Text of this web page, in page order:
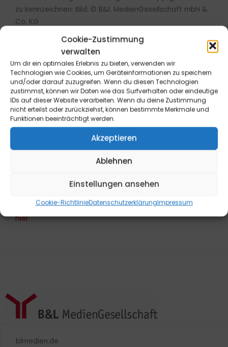
Cookie-Zustimmung
verwalten
Um dir ein optimales Erlebnis zu bieten, verwenden wir
Technologien wie Cookies, um Geräteinformationen zu speichern
und/oder darauf zuzugreifen. Wenn du diesen Technologien
zustimmst, können wir Daten wie das Surfverhalten oder eindeutige
IDs auf dieser Website verarbeiten. Wenn du deine Zustimmung
nicht erteilst oder zurückziehst, können bestimmte Merkmale und
Funktionen beeinträchtigt werden.
Akzeptieren
Ablehnen
Einstellungen ansehen
Cookie-RichtlinieDatenschutzerklärungImpressum
zu kennzeichnen: Bild: © B&L MedienGesellschaft mbH &
Co. KG
Widerrufsrecht für Endverbraucher: Die Bestellung kann
innerhalb von 14 Tagen ohne Angabe von Gründen
telefonisch oder schriftlich (z.B. E-Mail, Fax, Brief) oder
durch Rücksendung der Ware widerrufen werden. Die
Frist beginnt frühestens mit Erhalt dieser Belehrung. Zur
Wahrung der Widerrufsfrist genügt die rechtzeitige
telefonische oder schriftliche Kündigung bzw.
mbH & Co. KG., Max-Volmer-Straße 28, 40724 Hilden,
Informationen sowie ein Widerrufsformular finden Sie
hier.
blmedien.de